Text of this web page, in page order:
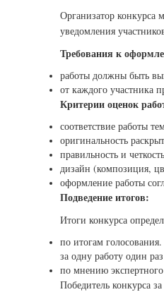
Организатор конкурса
уведомления
Требования к
работы должны быть
от каждого участника
Критерии оценок
соответствие работы
оригинальность
правильность и
дизайн (композиция,
оформление работы
Подведение итогов:
Итоги конкурса
по итогам
за одну работу один
по мнению
Победитель конкурса